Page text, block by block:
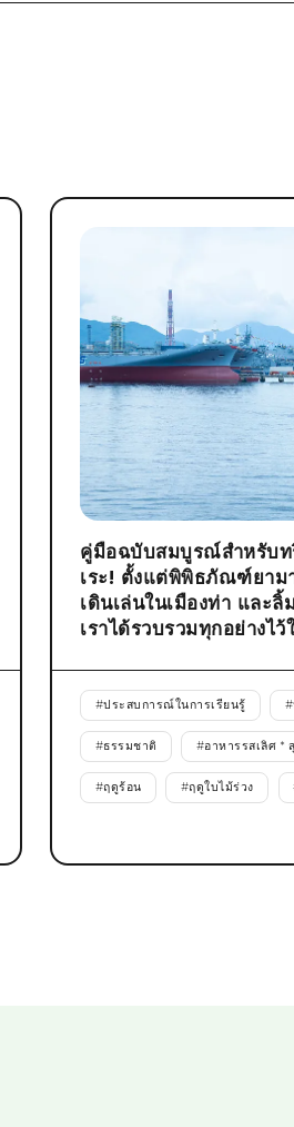
คู่มือฉบับสมบูรณ์สำหรับ
เระ! ตั้งแต่พิพิธภัณฑ์ยาม
เดินเล่นในเมืองท่า และ
เราได้รวบรวมทุกอย่างไ
#ประสบการณ์ในการเรียนรู้ #
#ธรรมชาติ #อาหารรสเลิศ *
#ฤดูร้อน #ฤดูใบไม้ร่วง